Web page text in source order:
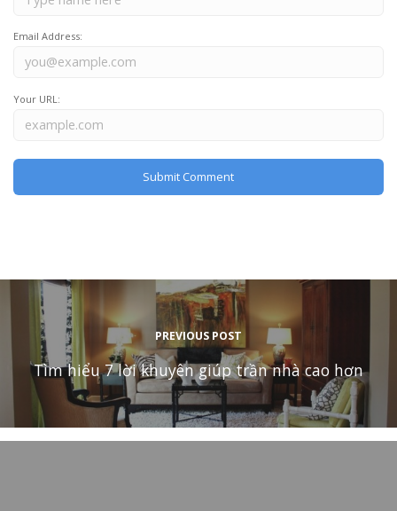
Email Address:
Your URL:
PREVIOUS POST
Tìm hiểu 7 lời khuyên giúp trần nhà cao hơn